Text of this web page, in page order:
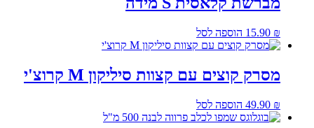
15.90 ₪ הוספה לסל
מסרק קוצים עם קצוות סיליקון M קרוצ'י
49.90 ₪ הוספה לסל